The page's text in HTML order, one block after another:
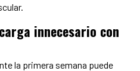
innecesario con
la primera semana puede